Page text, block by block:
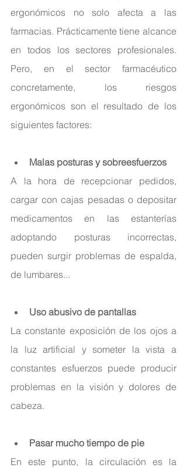
ergonómicos no solo afecta a las
farmacias. Prácticamente tiene alcance
en todos los sectores profesionales.
Pero, en el sector farmacéutico
concretamente, los riesgos
ergonómicos son el resultado de los
siguientes factores:
Malas posturas y sobreesfuerzos
A la hora de recepcionar pedidos,
cargar con cajas pesadas o depositar
medicamentos en las estanterías
adoptando posturas incorrectas,
pueden surgir problemas de espalda,
de lumbares...
Uso abusivo de pantallas
La constante exposición de los ojos a
la luz artificial y someter la vista a
constantes esfuerzos puede producir
problemas en la visión y dolores de
cabeza.
Pasar mucho tiempo de pie
En este punto, la circulación es la